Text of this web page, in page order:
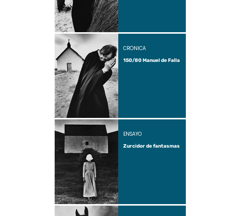
150/80 Manuel de Falla
CRÓNICA
Zurcidor de fantasmas
ENSAYO